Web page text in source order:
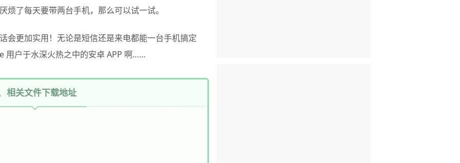
了每天要带两台手机，那么可以试一试。
会更加实用！无论是短信还是来电都能一台手机搞定
用户于水深火热之中的安卓 APP 啊……
相关文件下载地址